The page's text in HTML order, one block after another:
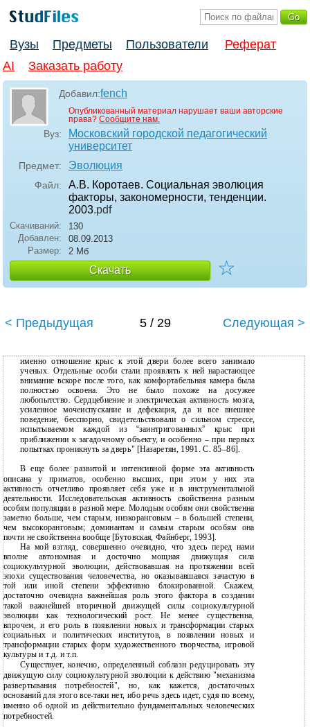
Вузы Предметы Пользователи
Реферат
AI
Заказать работу
Добавил:fench
Опубликованный материал нарушает ваши авторские
права? Сообщите нам.
Вуз:
Московский городской педагогический
университет
Предмет: Эволюция
Файл:
А.В. Коротаев. Социальная эволюция
факторы, закономерности, тенденции.
2003.pdf
Скачиваний:
130
Добавлен:
08.09.2013
Размер:
2 Мб
Скачать ☆
< Предыдущая 5 / 29 Следующая >
именно отношение крыс к этой двери более всего занимало
ученых. Отдельные особи стали проявлять к ней нарастающее
внимание вскоре после того, как комфортабельная камера была
полностью освоена. Это не было похоже на досужее
любопытство. Сердцебиение и электрическая активность мозга,
усиленное мочеиспускание и дефекация, да и все внешнее
поведение, бесспорно, свидетельствовали о сильном стрессе,
испытываемом каждой из“заинтригованных” крыс при
приближении к загадочному объекту, и особенно – при первых
попытках проникнуть за дверь" [Назаретян, 1991. С. 85–86].
В еще более развитой и интенсивной форме эта активность
описана у приматов, особенно высших, при этом у них эта
активность отчетливо проявляет себя уже и в инструментальной
деятельности. Исследовательская активность свойственна разным
особям популяции в разной мере. Молодым особям они свойственна
заметно больше, чем старым, низкоранговым – в большей степени,
чем высокоранговым; доминантам и самым старым особям она
почти не свойственна вообще [Бутовская, Файнберг, 1993].
На мой взгляд, совершенно очевидно, что здесь перед нами
вполне автономная и досточно мощная движущая сила
социокультурной эволюции, действовавшая на протяжении всей
эпохи существования человечества, но оказывавшаяся зачастую в
той или иной степени эффективно блокированной. Скажем,
достаточно очевидна важнейшая роль этого фактора в создании
такой важнейшей вторичной движущей силы социокультурной
эволюции как технологический рост. Не менее существенна,
впрочем, и его роль в появлении новых и трансформации старых
социальных и политических институтов, в появлении новых и
трансформации старых форм художественного творчества, игровой
культуры и т.д. и т.п.
Существует, конечно, определенный соблазн редуцировать эту
движущую силу социокультурной эволюции к действию "механизма
развертывания потребностей", но, как кажется, достаточных
оснований для этого все-таки нет, ибо речь здесь идет, судя по всему,
именно об одной из действительно фундаментальных человеческих
потребностей.